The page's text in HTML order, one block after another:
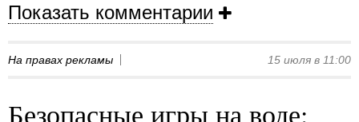
Показать комментарии
На правах рекламы 15 июля в 11:00
Безопасные игры на воде: